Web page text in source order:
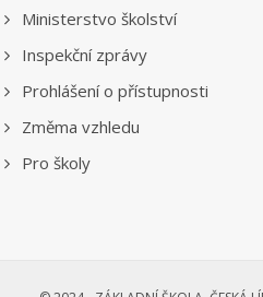
Ministerstvo školství
Inspekční zprávy
Prohlášení o přístupnosti
Změma vzhledu
Pro školy